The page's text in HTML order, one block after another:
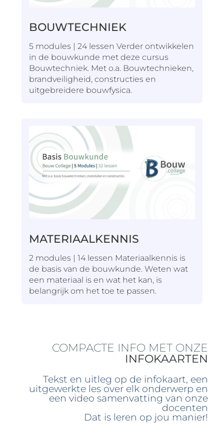
BOUWTECHNIEK
5 modules | 24 lessen Verder ontwikkelen
in de bouwkunde met deze cursus
Bouwtechniek. Met o.a. Bouwtechnieken,
brandveiligheid, constructies en
uitgebreidere bouwfysica.
MATERIAALKENNIS
2 modules | 14 lessen Materiaalkennis is
de basis van de bouwkunde. Weten wat
een materiaal is en wat het kan, is
belangrijk om het toe te passen.
COMPACTE INFO MET ONZE
INFOKAARTEN
Tekst en uitleg op de infokaart, een
uitgewerkte les over elk onderwerp en
een video samenvatting van onze
docenten
Dat is leren op jou manier!